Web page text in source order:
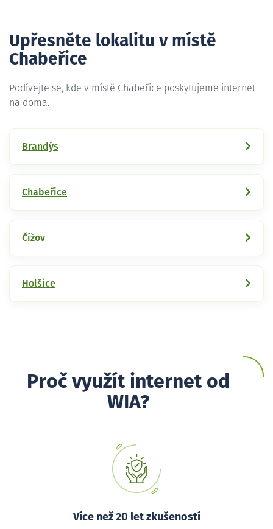
Upřesněte lokalitu v místě
Chabeřice
Podívejte se, kde v místě Chabeřice poskytujeme internet
na doma.
Brandýs
Chabeřice
Čížov
Holšice
Proč využít internet od
WIA?
Více než 20 let zkušeností